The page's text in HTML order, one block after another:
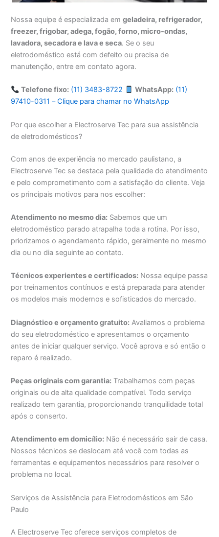
Nossa equipe é especializada emgeladeira, refrigerador,
freezer, frigobar, adega, fogão, forno, micro-ondas,
lavadora, secadora e lava e seca. Se o seu
eletrodoméstico está com defeito ou precisa de
manutenção, entre em contato agora.
Telefone fixo: (11) 3483-8722 WhatsApp: (11)
97410-0311 – Clique para chamar no WhatsApp
Por que escolher a Electroserve Tec para sua assistência
de eletrodomésticos?
Com anos de experiência no mercado paulistano, a
Electroserve Tec se destaca pela qualidade do atendimento
e pelo comprometimento com a satisfação do cliente. Veja
os principais motivos para nos escolher:
Atendimento no mesmo dia: Sabemos que um
eletrodoméstico parado atrapalha toda a rotina. Por isso,
priorizamos o agendamento rápido, geralmente no mesmo
dia ou no dia seguinte ao contato.
Técnicos experientes e certificados: Nossa equipe passa
por treinamentos contínuos e está preparada para atender
os modelos mais modernos e sofisticados do mercado.
Diagnóstico e orçamento gratuito: Avaliamos o problema
do seu eletrodoméstico e apresentamos o orçamento
antes de iniciar qualquer serviço. Você aprova e só então o
reparo é realizado.
Peças originais com garantia: Trabalhamos com peças
originais ou de alta qualidade compatível. Todo serviço
realizado tem garantia, proporcionando tranquilidade total
após o conserto.
Atendimento em domicílio: Não é necessário sair de casa.
Nossos técnicos se deslocam até você com todas as
ferramentas e equipamentos necessários para resolver o
problema no local.
Serviços de Assistência para Eletrodomésticos em São
Paulo
A Electroserve Tec oferece serviços completos de